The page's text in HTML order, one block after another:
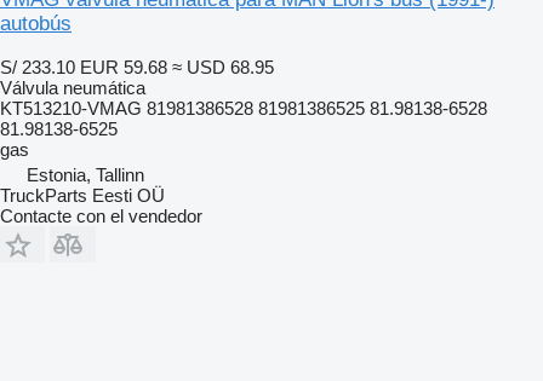
autobús
S/ 233.10 EUR 59.68 ≈ USD 68.95
Válvula neumática
KT513210-VMAG 81981386528 81981386525 81.98138-6528
81.98138-6525
gas
Estonia, Tallinn
TruckParts Eesti OÜ
Contacte con el vendedor